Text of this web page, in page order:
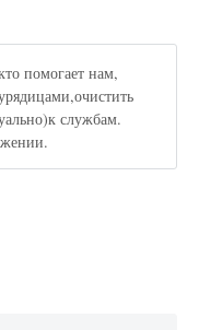
помогает нам,
службам.